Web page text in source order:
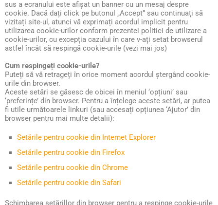
sus a ecranului este afișat un banner cu un mesaj despre
cookie. Dacă dați click pe butonul „Accept” sau continuați să
vizitați site-ul, atunci vă exprimați acordul implicit pentru
utilizarea cookie-urilor conform prezentei politici de utilizare a
cookie-urilor, cu excepția cazului în care v-ați setat browserul
astfel încât să respingă cookie-urile (vezi mai jos)
Cum respingeți cookie-urile?
Puteți să vă retrageți în orice moment acordul ștergând cookie-
urile din browser.
Aceste setări se găsesc de obicei în meniul ‘opțiuni’ sau
‘preferințe’ din browser. Pentru a înțelege aceste setări, ar putea
fi utile următoarele linkuri (sau accesați opțiunea ‘Ajutor’ din
browser pentru mai multe detalii):
Setările pentru cookie din Internet Explorer
Setările pentru cookie din Firefox
Setările pentru cookie din Chrome
Setările pentru cookie din Safari
Schimbarea setărillor din browser pentru a respinge cookie-urile